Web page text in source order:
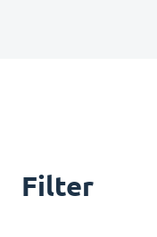
Filter